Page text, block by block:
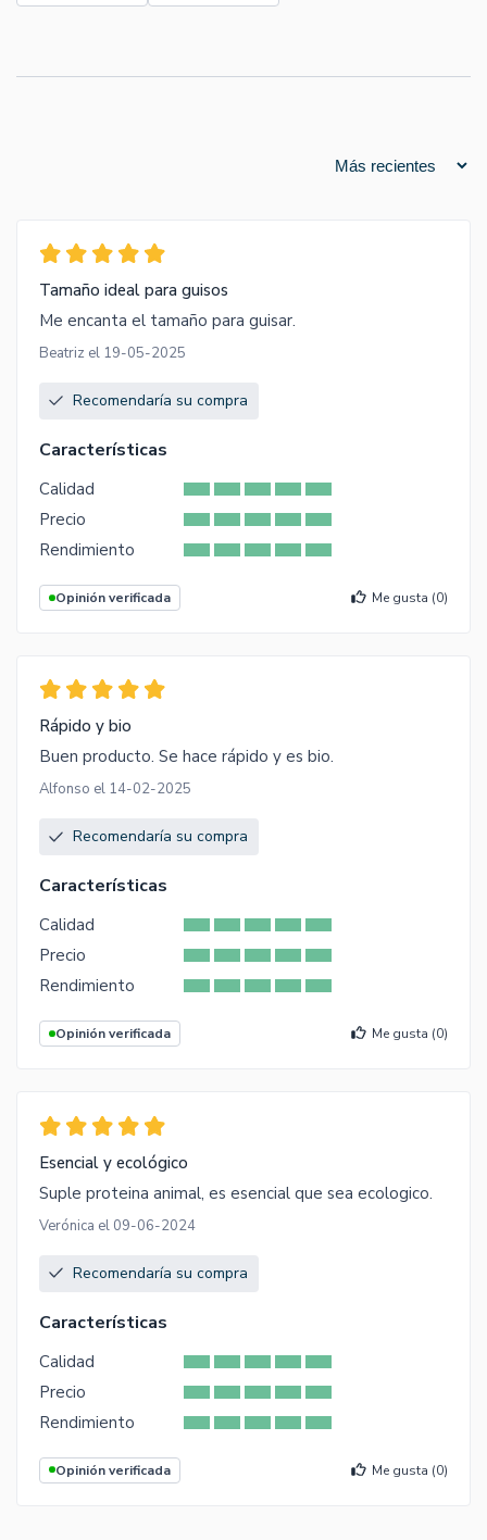
Tamaño ideal para guisos
Me encanta el tamaño para guisar.
Beatriz el 19-05-2025
Recomendaría su compra
Características
Calidad
Precio
Rendimiento
Opinión verificada Me gusta (0)
Rápido y bio
Buen producto. Se hace rápido y es bio.
Alfonso el 14-02-2025
Recomendaría su compra
Características
Calidad
Precio
Rendimiento
Opinión verificada Me gusta (0)
Esencial y ecológico
Suple proteina animal, es esencial que sea ecologico.
Verónica el 09-06-2024
Recomendaría su compra
Características
Calidad
Precio
Rendimiento
Opinión verificada Me gusta (0)